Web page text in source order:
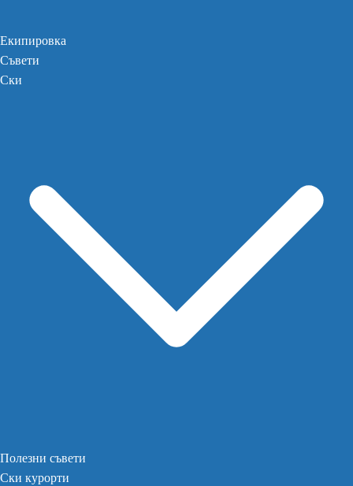
Екипировка
Съвети
Ски
Полезни съвети
Ски курорти